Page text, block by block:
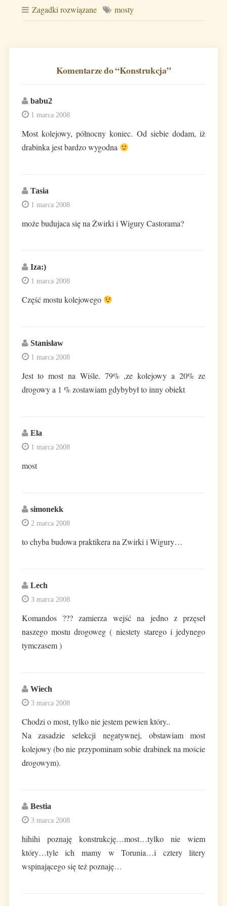
Zagadki rozwiązane mosty
Komentarze do “Konstrukcja”
babu2
1 marca 2008
Most kolejowy, północny koniec. Od siebie dodam, iż
drabinka jest bardzo wygodna
Tasia
1 marca 2008
może budujaca się na Żwirki i Wigury Castorama?
Iza:)
1 marca 2008
Część mostu kolejowego
Stanisław
1 marca 2008
Jest to most na Wiśle. 79% ,ze kolejowy a 20% ze
drogowy a 1 % zostawiam gdybybył to inny obiekt
Ela
1 marca 2008
most
simonekk
2 marca 2008
to chyba budowa praktikera na Zwirki i Wigury…
Lech
3 marca 2008
Komandos ??? zamierza wejść na jedno z przęseł
naszego mostu drogoweg ( niestety starego i jedynego
tymczasem )
Wiech
3 marca 2008
Chodzi o most, tylko nie jestem pewien który..
Na zasadzie selekcji negatywnej, obstawiam most
kolejowy (bo nie przypominam sobie drabinek na moście
drogowym).
Bestia
3 marca 2008
hihihi poznaję konstrukcję…most…tylko nie wiem
który…tyle ich mamy w Torunia…i cztery litery
wspinającego się też poznaję…